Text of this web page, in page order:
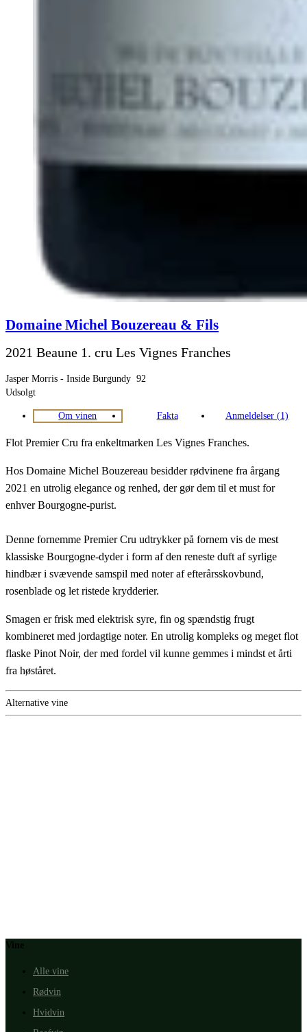
Domaine Michel Bouzereau & Fils
2021 Beaune 1. cru Les Vignes Franches
Jasper Morris - Inside Burgundy 92
Udsolgt
Om vinen Fakta Anmeldelser (1)
Flot Premier Cru fra enkeltmarken Les Vignes Franches.
Hos Domaine Michel Bouzereau besidder rødvinene fra årgang
2021 en utrolig elegance og renhed, der gør dem til et must for
enhver Bourgogne-purist.
Denne fornemme Premier Cru udtrykker på fornem vis de mest
klassiske Bourgogne-dyder i form af den reneste duft af syrlige
hindbær i svævende samspil med noter af efterårsskovbund,
rosenblade og let ristede krydderier.
Smagen er frisk med elektrisk syre, fin og spændstig frugt
kombineret med jordagtige noter. En utrolig kompleks og meget flot
flaske Pinot Noir, der med fordel vil kunne gemmes i mindst et årti
fra høståret.
Alternative vine
Vine
Alle vine
Rødvin
Hvidvin